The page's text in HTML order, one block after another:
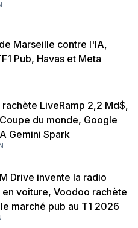
Marseille contre l'IA,
Pub, Havas et Meta
rachète LiveRamp 2,2 Md$,
du monde, Google
Gemini Spark
Drive invente la radio
voiture, Voodoo rachète
marché pub au T1 2026